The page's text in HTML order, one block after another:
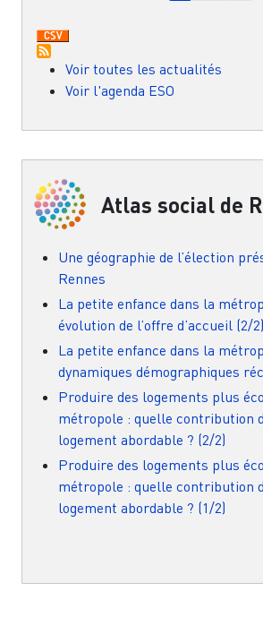
Voir toutes les actualités
Voir l'agenda ESO
Atlas social de
Une géographie de l’élection
Rennes
La petite enfance dans la
évolution de l’offre d’accueil (2/2)
La petite enfance dans la
dynamiques démographiques
Produire des logements plus
métropole : quelle contribution
logement abordable ? (2/2)
Produire des logements plus
métropole : quelle contribution
logement abordable ? (1/2)